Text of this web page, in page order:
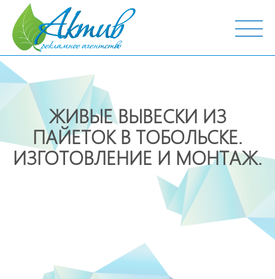
г. Тобольск, ул. Октябрьская, 19
ЖИВЫЕ ВЫВЕСКИ ИЗ
ПАЙЕТОК В ТОБОЛЬСКЕ.
ИЗГОТОВЛЕНИЕ И МОНТАЖ.